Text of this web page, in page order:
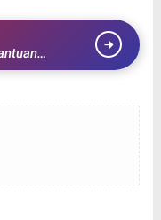
Seririt